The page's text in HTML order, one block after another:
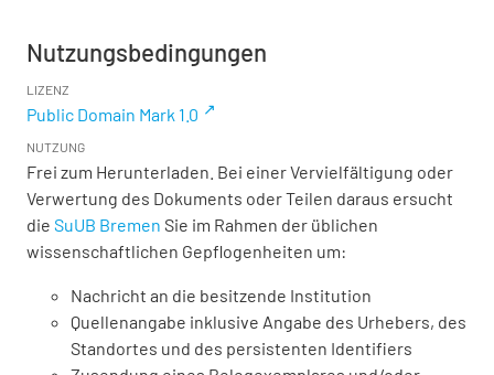
Nutzungsbedingungen
LIZENZ
Public Domain Mark 1.0
NUTZUNG
Frei zum Herunterladen. Bei einer Vervielfältigung oder
Verwertung des Dokuments oder Teilen daraus ersucht
die SuUB Bremen Sie im Rahmen der üblichen
wissenschaftlichen Gepflogenheiten um:
Nachricht an die besitzende Institution
Quellenangabe inklusive Angabe des Urhebers, des
Standortes und des persistenten Identifiers